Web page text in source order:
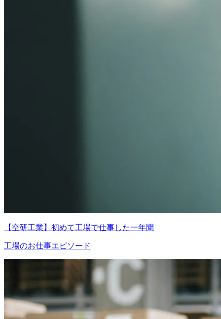
【空研工業】初めて工場で仕事した一年間
工場のお仕事エピソード